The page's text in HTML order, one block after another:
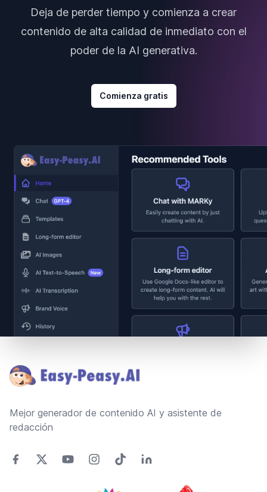
Deja de perder tiempo y comienza a crear
contenido de alta calidad de inmediato con el
poder de la AI generativa.
Comienza gratis
Mejor generador de contenido AI y asistente de
redacción